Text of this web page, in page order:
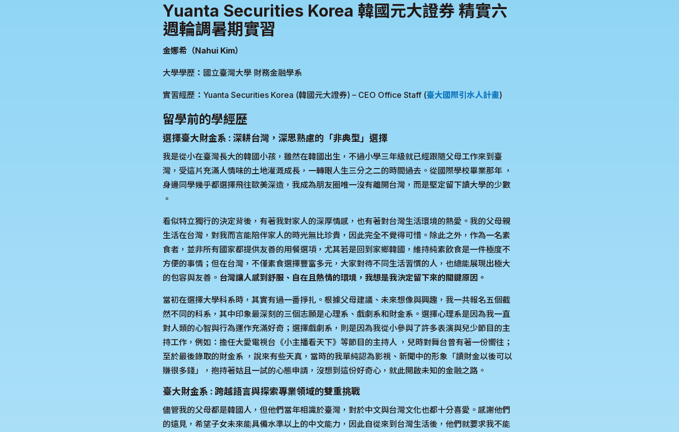
Yuanta Securities Korea 韓國元大證券 精實六
週輪調暑期實習
金娜希（Nahui Kim）
大學學歷 ： 國立臺灣大學 財務金融學系
實習經歷：Yuanta Securities Korea (韓國元大證券) – CEO Office Staff (臺大國際引水人計畫)
留學前的學經歷
選擇臺大財金系 : 深耕台灣，深思熟慮的「非典型」選擇
我是從小在臺灣長大的韓國小孩，雖然在韓國出生，不過小學三年級就已經跟隨父母工作來到臺
灣，受這片充滿人情味的土地灌溉成長，一轉眼人生三分之二的時間過去。從國際學校畢業那年 ，
身邊同學幾乎都選擇飛往歐美深造，我成為朋友圈唯一沒有離開台灣，而是堅定留下讀大學的少數
。
看似特立獨行的決定背後，有著我對家人的深厚情感，也有著對台灣生活環境的熱愛。我的父母親
生活在台灣，對我而言能陪伴家人的時光無比珍貴，因此完全不覺得可惜。除此之外，作為一名素
食者，並非所有國家都提供友善的用餐選項，尤其若是回到家鄉韓國，維持純素飲食是一件極度不
方便的事情；但在台灣，不僅素食選擇豐富多元，大家對待不同生活習慣的人，也總能展現出極大
的包容與友善。 台灣讓人感到舒服、自在且熱情的環境，我想是我決定留下來的關鍵原因。
當初在選擇大學科系時，其實有過一番掙扎。根據父母建議、未來想像與興趣，我一共報名五個截
然不同的科系，其中印象最深刻的三個志願是心理系、戲劇系和財金系。選擇心理系是因為我一直
對人類的心智與行為運作充滿好奇；選擇戲劇系，則是因為我從小參與了許多表演與兒少節目的主
持工作，例如：擔任大愛電視台《小主播看天下》等節目的主持人 ，兒時對舞台曾有著一份嚮往；
至於最後錄取的財金系 ，說來有些天真，當時的我單純認為影視、新聞中的形象「讀財金以後可以
賺很多錢」，抱持著姑且一試的心態申請，沒想到這份好奇心，就此開啟未知的金融之路。
臺大財金系 : 跨越語言與探索專業領域的雙重挑戰
儘管我的父母都是韓國人，但他們當年相識於臺灣，對於中文與台灣文化也都十分喜愛。感謝他們
的遠見，希望子女未來能具備水準以上的中文能力，因此自從來到台灣生活後，他們就要求我不能